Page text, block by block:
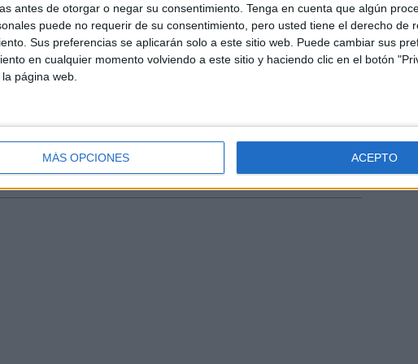
antes de otorgar o negar su consentimiento. Tenga en cuenta que algún
puede no requerir de su consentimiento, pero usted tiene el derecho de
Sus preferencias se aplicarán solo a este sitio web. Puede cambiar sus
en cualquier momento volviendo a este sitio y haciendo clic en el botón
página web.
MÁS OPCIONES ACEPTO
més atractiu i captar públics d'origen,
dArqueologia de Catalunya